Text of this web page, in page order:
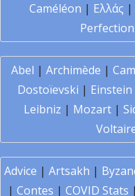
Caméléon | Ελλάς |
Perfection
Abel | Archimède |
Dostoïevski | Einstein
Leibniz | Mozart |
Advice | Artsakh |
| Contes | COVID Stats |